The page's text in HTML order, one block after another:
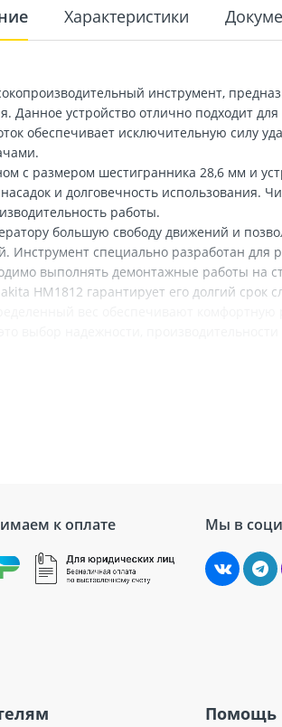
Характеристики
инструмент,
Данное устройство отлично подходит
обеспечивает исключительную силу
с размером шестигранника 28,6 мм и
и долговечность использования.
работы.
большую свободу движений и
Инструмент специально разработан
выполнять демонтажные работы на
HM1812 гарантирует его долгий
72.8 Дж
31.3 кг
к оплате Мы в
Помощь